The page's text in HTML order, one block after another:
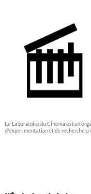
Le Laboratoire du Cinéma est un
d'expérimentation et de recherche